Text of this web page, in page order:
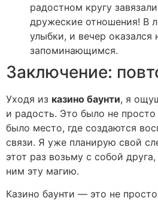
радостном кругу
дружеские отношения! В
улыбки, и вечер оказался
запоминающимся.
Заключение:
Уходя из казино баунти, я
и радость. Это было не просто
было место, где создаются
связи. Я уже планирую свой
этот раз возьму с собой
ним эту магию.
Казино баунти — это не